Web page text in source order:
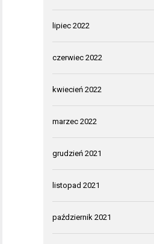
lipiec 2022
czerwiec 2022
kwiecień 2022
marzec 2022
grudzień 2021
listopad 2021
październik 2021